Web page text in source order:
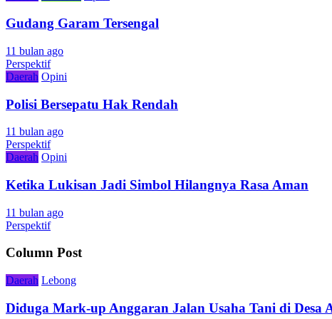
Gudang Garam Tersengal
11 bulan ago
Perspektif
Daerah Opini
Polisi Bersepatu Hak Rendah
11 bulan ago
Perspektif
Daerah Opini
Ketika Lukisan Jadi Simbol Hilangnya Rasa Aman
11 bulan ago
Perspektif
Column Post
Daerah Lebong
Diduga Mark-up Anggaran Jalan Usaha Tani di